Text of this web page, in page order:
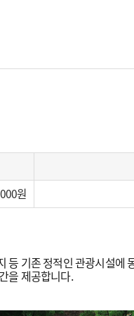
등 기존 정적인 관광시설
을 제공합니다.